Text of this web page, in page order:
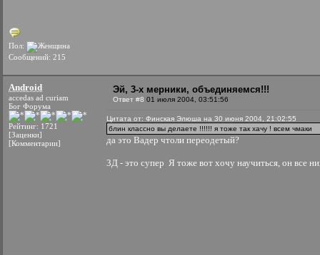
Пол:
Сообщений: 215
Android
accedas ad curiam
Бог Форума
Рейтинг: 1721
[Заценки]
[Комментарии]
Эй, 3-х мерники, объединяемся!!!
Ответ #8 01 июля 2004, 03:51:56
Цитата от: Финская Элюша на 30 июня 2004, 21:02:55
блин классно вы делаете !!!!!! я тоже так хачу ! всем чмаки
да это Вадер чтоли переодетый?
3Д - это супер Я тоже вот хочу научиться, он все